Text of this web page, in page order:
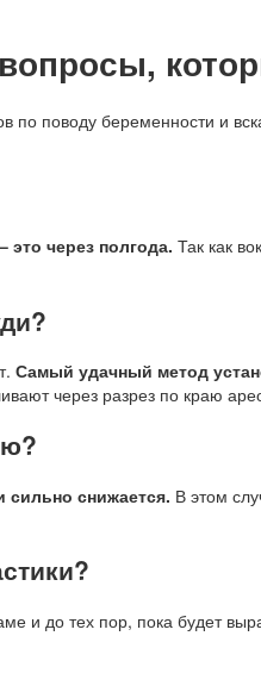
по поводу беременности и
через полгода. Так как
Самый удачный метод
через разрез по краю
сильно снижается. В этом
и до тех пор, пока будет